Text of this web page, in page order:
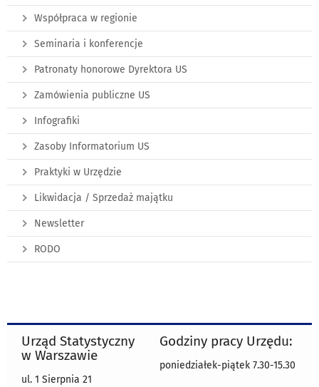
Współpraca w regionie
Seminaria i konferencje
Patronaty honorowe Dyrektora US
Zamówienia publiczne US
Infografiki
Zasoby Informatorium US
Praktyki w Urzędzie
Likwidacja / Sprzedaż majątku
Newsletter
RODO
Urząd Statystyczny
w Warszawie
ul. 1 Sierpnia 21
Godziny pracy Urzędu:
poniedziałek-piątek 7.30-15.30